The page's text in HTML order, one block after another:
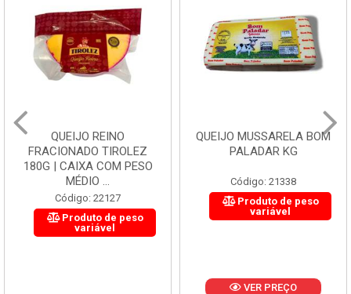
QUEIJO REINO
FRACIONADO TIROLEZ
180G | CAIXA COM PESO
MÉDIO ...
Código: 22127
Produto de peso
variável
QUEIJO MUSSARELA BOM
PALADAR KG
Código: 21338
Produto de peso
variável
VER PREÇO